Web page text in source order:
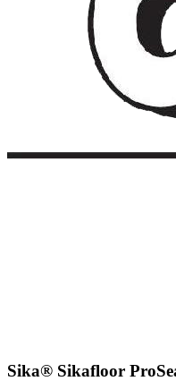
Sika® Sikafloor